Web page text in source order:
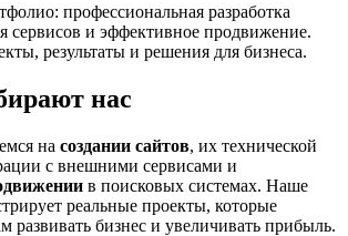
профессиональная разработка
сервисов и эффективное продвижение.
результаты и решения для бизнеса.
нас
на создании сайтов, их технической
с внешними сервисами и
в поисковых системах. Наше
реальные проекты, которые
развивать бизнес и увеличивать прибыль.